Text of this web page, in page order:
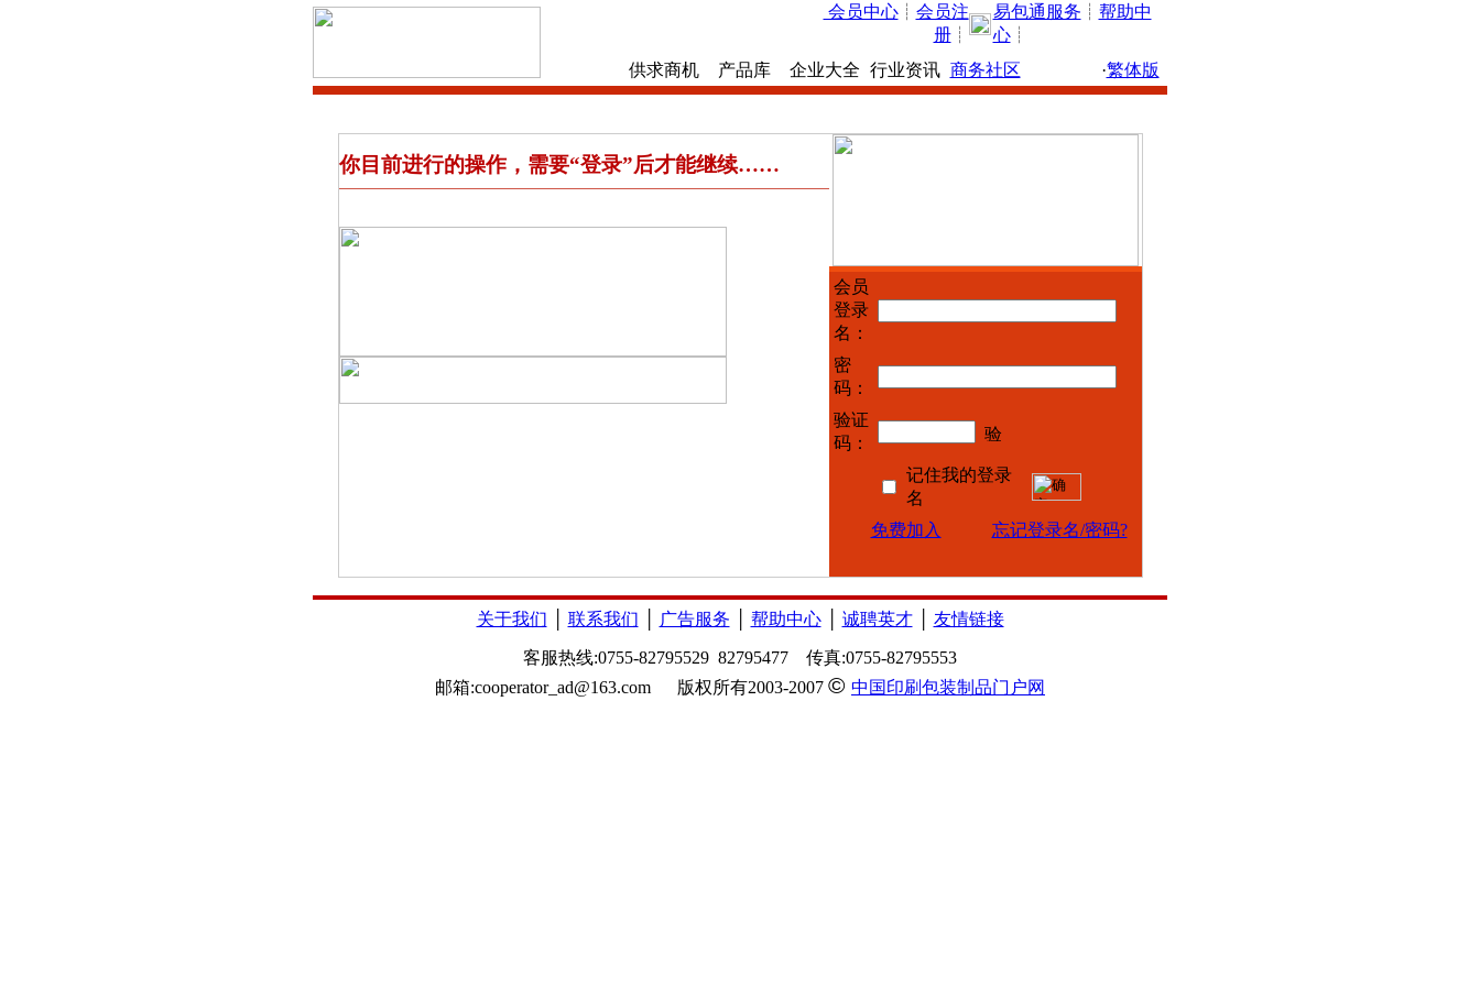
会员中心┊ 会员注
册┊
易包通服务 ┊ 帮助中
心┊
供求商机 产品库 企业大全 行业资讯 商务社区 ·繁体版
你目前进行的操作，需要“登录”后才能继续……
会员
登录
名：
密
码：
验证
码：
记住我的登录
名
免费加入
忘记登录名/密码?
关于我们 联系我们 广告服务 帮助中心│ 诚聘英才│ 友情链接
客服热线:0755-82795529 82795477 传真:0755-82795553
邮箱:cooperator_ad@163.com 版权所有2003-2007 © 中国印刷包装制品门户网